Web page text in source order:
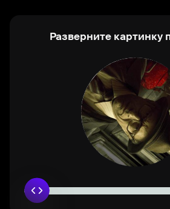
Разверните картинку